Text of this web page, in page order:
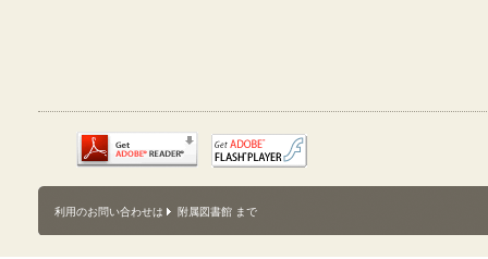
利用のお問い合わせは 附属図書館 まで